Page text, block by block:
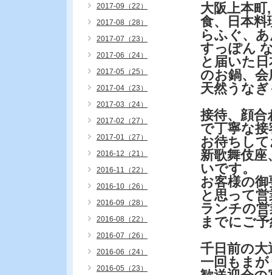
大阪上本
食、日本
らふぐ、
すっぽん
と届いた
のお鍋、
天然うな
接待、顔
で丁寧な接
お待ちし
新歌舞伎
いです。
お客様の
と思って
ランチの
までにご
千日前の
一回もま
2017-09（22）
2017-08（28）
2017-07（23）
2017-06（24）
2017-05（25）
2017-04（23）
2017-03（24）
2017-02（27）
2017-01（27）
2016-12（21）
2016-11（22）
2016-10（26）
2016-09（28）
2016-08（22）
2016-07（26）
2016-06（24）
2016-05（23）